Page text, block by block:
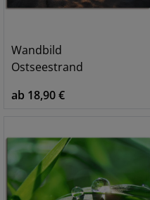
Wandbild
Ostseestrand
ab 18,90 €